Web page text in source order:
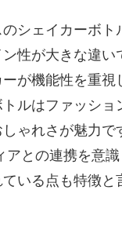
シェイカーボト
性が大きな違い
が機能性を重視
ルはファッショ
ゃれさが魅力で
アとの連携を意
いる点も特徴と